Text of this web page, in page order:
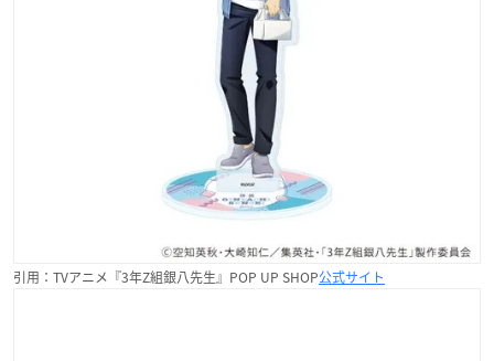
引用：TVアニメ『3年Z組銀八先生』POP UP SHOP公式サイト